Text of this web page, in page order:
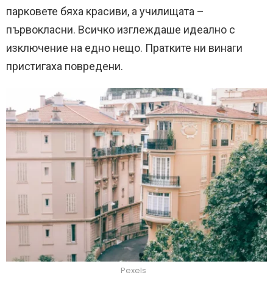
парковете бяха красиви, а училищата –
първокласни. Всичко изглеждаше идеално с
изключение на едно нещо. Пратките ни винаги
пристигаха повредени.
Pexels